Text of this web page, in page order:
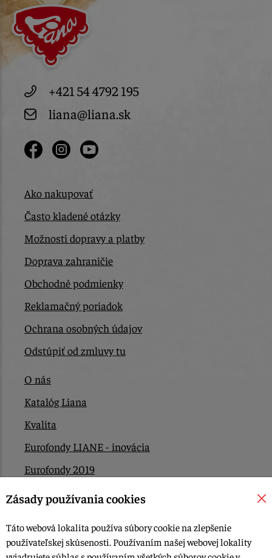
+421 54 4792 195
liana@liana.sk
Ako nakupovať
Často kladené otázky
Možnosti dopravy a platby
Doprava zahraničie
Obchodné podmienky
Reklamačný poriadok
Ochrana osobných údajov
Odstúpiť od zmluvy tu
O nás
Katalóg Liana
Kvalita
Eurofondy LIANE - inovácia
Eurofondy 2019
Eurofondy 2022/2023
Kontakt
Zásady používania cookies
Táto webová lokalita používa súbory cookie na zlepšenie
používateľskej skúsenosti. Používaním našej webovej lokality